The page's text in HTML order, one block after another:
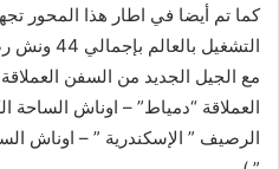
كما تم أيضا في اطار هذا المحور
مع الجيل الجديد من السفن
العملاقة “دمياط” – اوناش الساحة
الرصيف ” الإسكندرية ” – اوناش